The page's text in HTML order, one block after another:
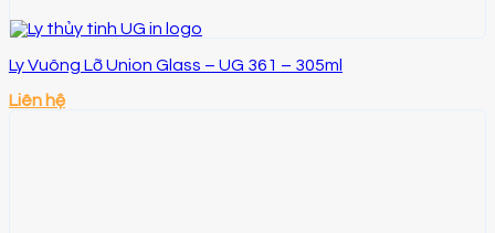
Ly Vuông Lỡ Union Glass – UG 361 – 305ml
Liên hệ